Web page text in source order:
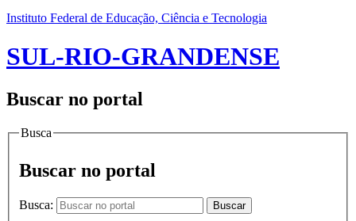
Instituto Federal de Educação, Ciência e Tecnologia
SUL-RIO-GRANDENSE
Buscar no portal
Busca
Buscar no portal
Busca: Buscar